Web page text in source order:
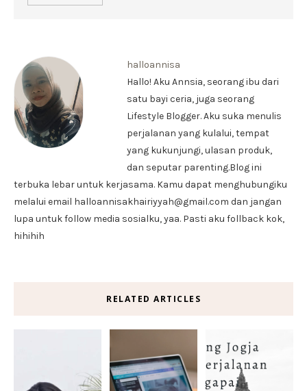
halloannisa
Hallo! Aku Annsia, seorang ibu dari
satu bayi ceria, juga seorang
Lifestyle Blogger. Aku suka menulis
perjalanan yang kulalui, tempat
yang kukunjungi, ulasan produk,
dan seputar parenting.Blog ini
terbuka lebar untuk kerjasama. Kamu dapat menghubungiku
melalui email halloannisakhairiyyah@gmail.com dan jangan
lupa untuk follow media sosialku, yaa. Pasti aku follback kok,
hihihih
RELATED ARTICLES